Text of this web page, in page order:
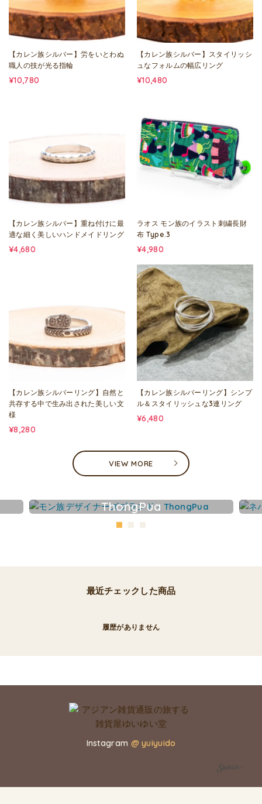
【カレン族シルバー】労をいとわぬ
職人の技が光る指輪
¥10,780
【カレン族シルバー】スタイリッシ
ュなフォルムの幅広リング
¥10,480
【カレン族シルバー】重ね付けに最
適な細く美しいハンドメイドリング
¥4,680
ラオス モン族のイラスト刺繍長財
布 Type.3
¥4,980
【カレン族シルバーリング】自然と
共存する中で生み出された美しい文
様
¥8,280
【カレン族シルバーリング】シンプ
ル＆スタイリッシュな3連リング
¥6,480
VIEW MORE
ThongPua
最近チェックした商品
履歴がありません
Instagram @ yuiyuido